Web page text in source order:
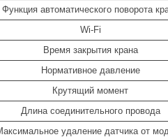
Функция автоматического поворота
Wi-Fi
Время закрытия крана
Нормативное давление
Крутящий момент
Длина соединительного провода
удаление датчика от